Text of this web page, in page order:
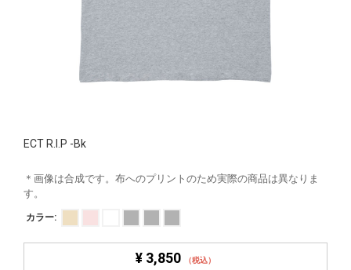
ECT R.I.P -Bk
＊画像は合成です。布へのプリントのため実際の商品は異なりま
す。
カラー:
¥ 3,850 （税込）